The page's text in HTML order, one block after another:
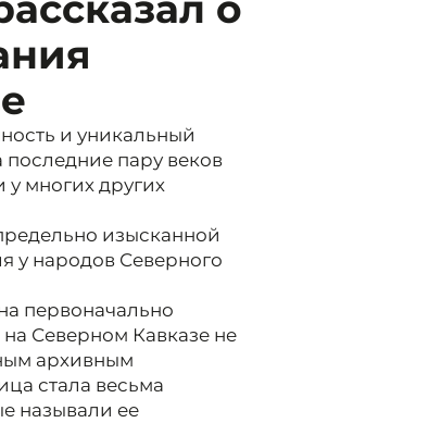
и уникальный
пару веков
у многих других
изысканной
у народов Северного
первоначально
Северном Кавказе не
архивным
стала весьма
называли ее